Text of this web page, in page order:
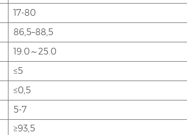
17-80
86,5–88,5
19.0～25.0
≤5
≤0,5
5-7
≥93,5